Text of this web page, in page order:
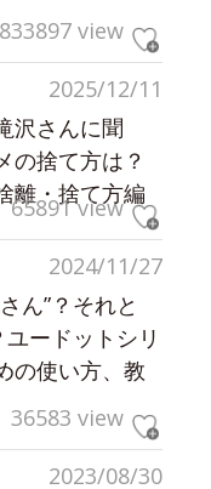
view
2025/12/11
沢さんに聞
の捨て方は？
離・捨て方編
65891 view
2024/11/27
ん”？それと
ユードットシリ
の使い方、教
36583 view
2023/08/30